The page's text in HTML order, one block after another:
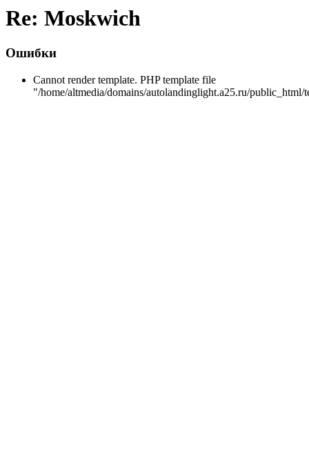
Re: Moskwich
Ошибки
Cannot render template. PHP template file
"/home/altmedia/domains/autolandinglight.a25.ru/